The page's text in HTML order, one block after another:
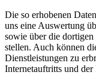
Die so erhobenen
uns eine Auswertung
sowie über die
stellen. Auch können
Dienstleistungen zu
Internetauftritts und der